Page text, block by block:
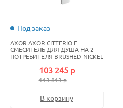
Под заказ
AXOR AXOR CITTERIO E
СМЕСИТЕЛЬ ДЛЯ ДУША НА 2
ПОТРЕБИТЕЛЯ BRUSHED NICKEL
103 245 р
113 813 р
В корзину